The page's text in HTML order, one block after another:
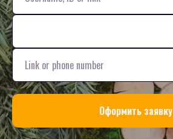
Оформить заявку